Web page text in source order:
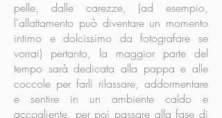
pelle, dalle carezze, (ad esempio,
l'allattamento può diventare un momento
intimo e dolcissimo da fotografare se
vorrai) pertanto, la maggior parte del
tempo sarà dedicata alla pappa e alle
coccole per farli rilassare, addormentare
e sentire in un ambiente caldo e
accogliente, per poi passare alla fase di